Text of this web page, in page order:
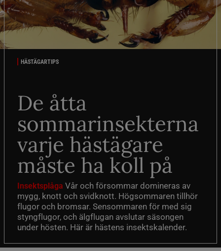
HÄSTÄGARTIPS
De åtta
sommarinsekterna
varje hästägare
måste ha koll på
Insektsplåga Vår och försommar domineras av
mygg, knott och svidknott. Högsommaren tillhör
flugor och bromsar. Sensommaren för med sig
styngflugor, och älgflugan avslutar säsongen
under hösten. Här är hästens insektskalender.